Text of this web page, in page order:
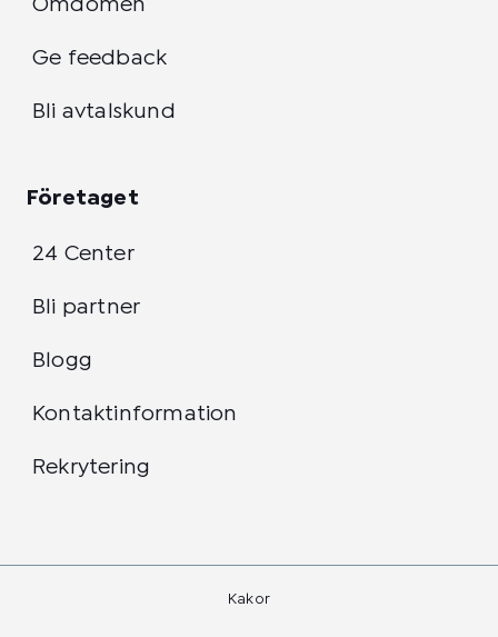
Omdömen
Ge feedback
Bli avtalskund
Företaget
24 Center
Bli partner
Blogg
Kontaktinformation
Rekrytering
Kakor